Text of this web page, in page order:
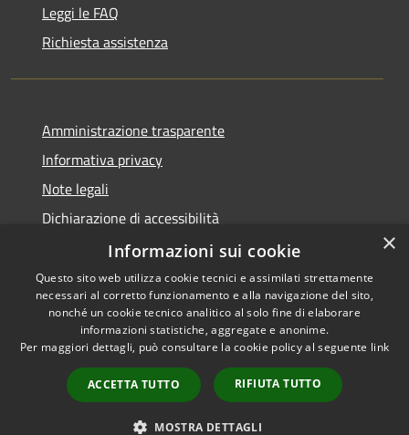
Leggi le FAQ
Richiesta assistenza
Amministrazione trasparente
Informativa privacy
Note legali
Dichiarazione di accessibilità
Whistleblowing
RSS
Accessibilità
Copyright © 2026 • Comune di
Concorezzo • Powered by
Municipium•
Accesso
redazione
×
Informazioni sui cookie
Questo sito web utilizza cookie tecnici e assimilati strettamente
necessari al corretto funzionamento e alla navigazione del sito,
nonché un cookie tecnico analitico al solo fine di elaborare
informazioni statistiche, aggregate e anonime.
Per maggiori dettagli, può consultare la cookie policy al seguente link
ACCETTA TUTTO RIFIUTA TUTTO
MOSTRA DETTAGLI